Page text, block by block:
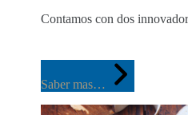
Contamos con dos
Saber mas…